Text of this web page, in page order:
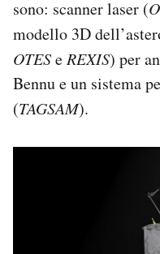
sono: scanner laser (
modello 3D
OTESe REXIS) per
Bennu e un sistema
(TAGSAM).